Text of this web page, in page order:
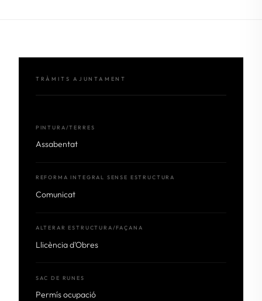
TRÀMITS AJUNTAMENT
PINTURA/TERRES
Assabentat
REFORMA INTEGRAL SENSE ESTRUCTURA
Comunicat
ALTERAR ESTRUCTURA/FAÇANA
Llicència d'Obres
SAC DE RUNES
Permís ocupació